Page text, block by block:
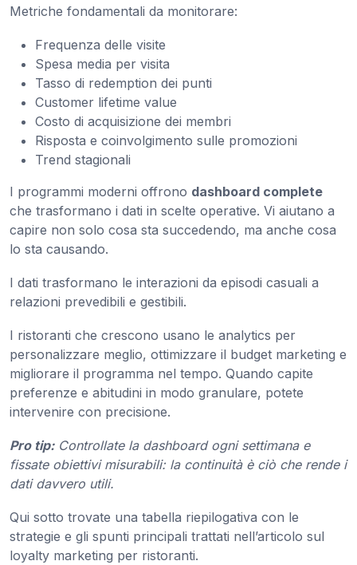
Metriche fondamentali da monitorare:
Frequenza delle visite
Spesa media per visita
Tasso di redemption dei punti
Customer lifetime value
Costo di acquisizione dei membri
Risposta e coinvolgimento sulle promozioni
Trend stagionali
I programmi moderni offrono dashboard complete
che trasformano i dati in scelte operative. Vi aiutano a
capire non solo cosa sta succedendo, ma anche cosa
lo sta causando.
I dati trasformano le interazioni da episodi casuali a
relazioni prevedibili e gestibili.
I ristoranti che crescono usano le analytics per
personalizzare meglio, ottimizzare il budget marketing e
migliorare il programma nel tempo. Quando capite
preferenze e abitudini in modo granulare, potete
intervenire con precisione.
Pro tip: Controllate la dashboard ogni settimana e
fissate obiettivi misurabili: la continuità è ciò che rende i
dati davvero utili.
Qui sotto trovate una tabella riepilogativa con le
strategie e gli spunti principali trattati nell’articolo sul
loyalty marketing per ristoranti.